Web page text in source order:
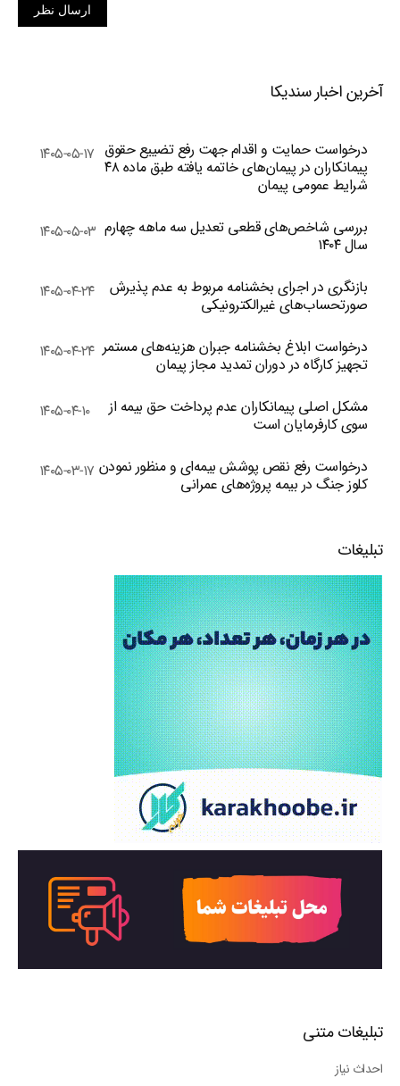
ارسال نظر
آخرین اخبار سندیکا
درخواست حمایت و اقدام جهت رفع تضییع حقوق
پیمانکاران در پیمان‌های خاتمه یافته طبق ماده ۴۸
شرایط عمومی پیمان
۱۴۰۵-۰۵-۱۷
بررسی شاخص‌های قطعی تعدیل سه ماهه چهارم
سال ۱۴۰۴
۱۴۰۵-۰۵-۰۳
بازنگری در اجرای بخشنامه مربوط به عدم پذیرش
صورتحساب‌های غیرالکترونیکی
۱۴۰۵-۰۴-۲۴
درخواست ابلاغ بخشنامه جبران هزینه‌های مستمر
تجهیز کارگاه در دوران تمدید مجاز پیمان
۱۴۰۵-۰۴-۲۴
مشکل اصلی پیمانکاران عدم پرداخت حق بیمه از
سوی کارفرمایان است
۱۴۰۵-۰۴-۱۰
درخواست رفع نقص پوشش بیمه‌ای و منظور نمودن
کلوز جنگ در بیمه پروژه‌های عمرانی
۱۴۰۵-۰۳-۱۷
تبلیغات
تبلیغات متنی
احداث نیاز